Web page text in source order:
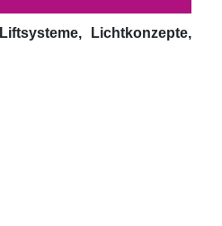
Lichtkonzepte,